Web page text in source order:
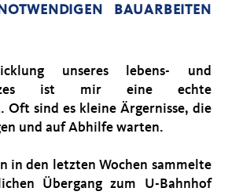
BAUARBEITEN
unseres lebens- und
ist mir eine echte
Oft sind es kleine Ärgernisse, die
und auf Abhilfe warten.
in den letzten Wochen sammelte
Übergang zum U-Bahnhof